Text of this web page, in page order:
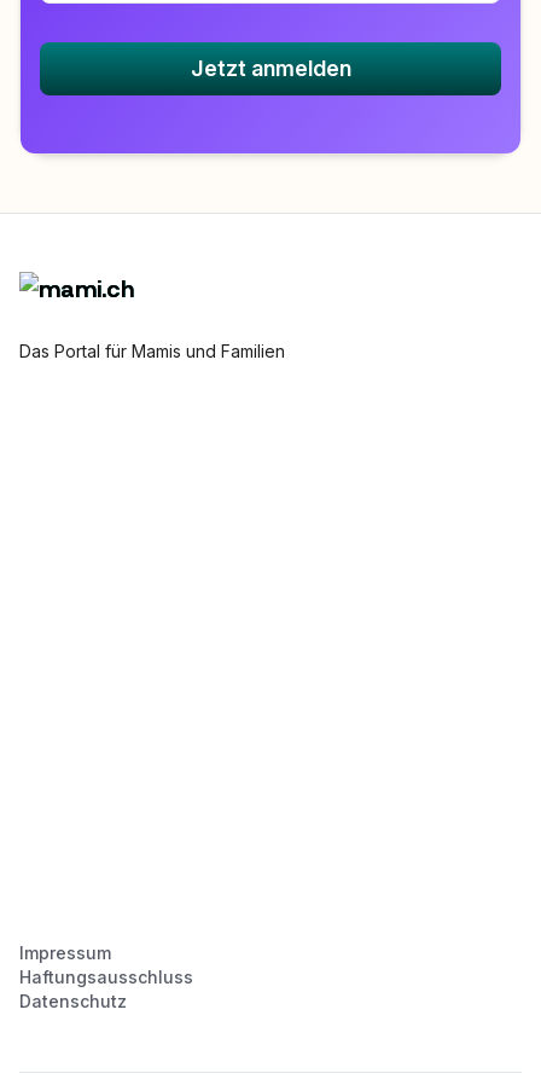
Jetzt anmelden
Das Portal für Mamis und Familien
Impressum
Haftungsausschluss
Datenschutz